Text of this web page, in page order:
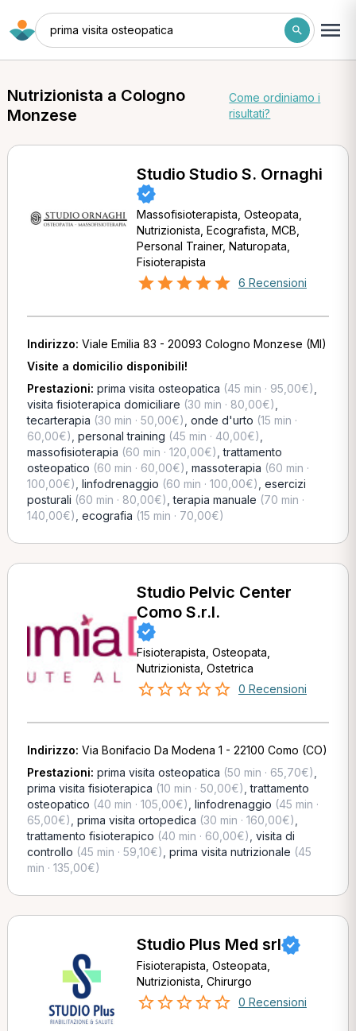
prima visita osteopatica
Nutrizionista a Cologno
Monzese
Come ordiniamo i
risultati?
Studio Studio S. Ornaghi
Massofisioterapista, Osteopata,
Nutrizionista, Ecografista, MCB,
Personal Trainer, Naturopata,
Fisioterapista
6 Recensioni
Indirizzo: Viale Emilia 83 - 20093 Cologno Monzese (MI)
Visite a domicilio disponibili!
Prestazioni: prima visita osteopatica (45 min · 95,00€)
visita fisioterapica domiciliare (30 min · 80,00€)
tecarterapia (30 min · 50,00€) onde d'urto (15 min ·
60,00€) personal training (45 min · 40,00€)
massofisioterapia (60 min · 120,00€) ,trattamento
osteopatico (60 min · 60,00€) massoterapia (60 min ·
100,00€) linfodrenaggio (60 min · 100,00€) esercizi
posturali (60 min · 80,00€) ,terapia manuale (70 min ·
140,00€) ecografia (15 min · 70,00€)
Studio Pelvic Center
Como S.r.l.
Fisioterapista, Osteopata,
Nutrizionista, Ostetrica
0 Recensioni
Indirizzo: Via Bonifacio Da Modena 1 - 22100 Como (CO)
Prestazioni: prima visita osteopatica (50 min · 65,70€)
prima visita fisioterapica (10 min · 50,00€) ,trattamento
osteopatico (40 min · 105,00€) linfodrenaggio (45 min ·
65,00€) prima visita ortopedica (30 min · 160,00€)
trattamento fisioterapico (40 min · 60,00€) visita di
controllo (45 min · 59,10€) prima visita nutrizionale (45
min · 135,00€)
Studio Plus Med srl
Fisioterapista, Osteopata,
Nutrizionista, Chirurgo
0 Recensioni